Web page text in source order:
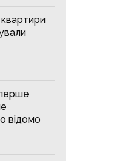
квартири
відомо